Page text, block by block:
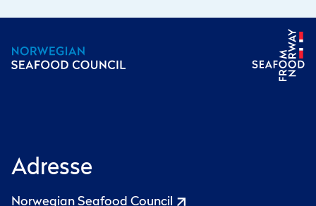
Adresse
Norwegian Seafood Council